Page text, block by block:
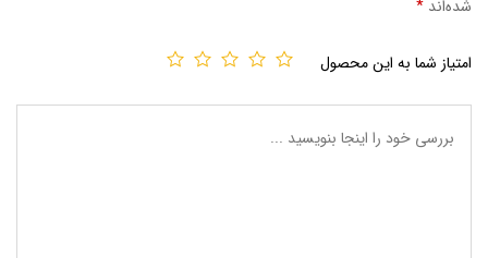
شده‌اند *
امتیاز شما به این محصول